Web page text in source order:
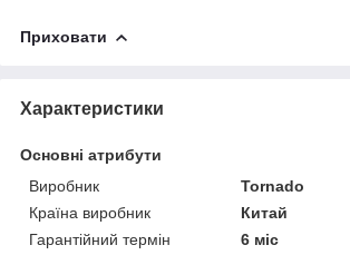
Приховати
Характеристики
Основні атрибути
Виробник
Tornado
Країна виробник
Китай
Гарантійний термін
6 міс